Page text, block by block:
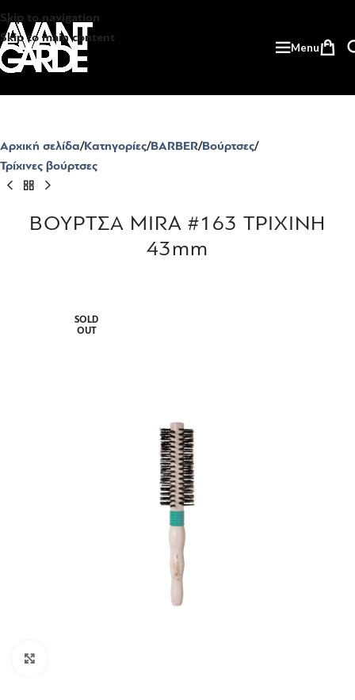
Skip to navigation
Skip to main content
Menu
Αρχική σελίδα Κατηγορίες BARBER Βούρτσες
Τρίχινες βούρτσες
ΒΟΥΡΤΣΑ MIRA #163 ΤΡΙΧΙΝΗ
43mm
SOLD
OUT